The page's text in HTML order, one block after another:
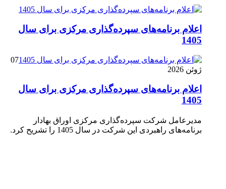
اعلام برنامه‌های سپرده‌گذاری مرکزی برای سال
1405
07
ژوئن 2026
اعلام برنامه‌های سپرده‌گذاری مرکزی برای سال
1405
مدیرعامل شرکت سپرده‌گذاری مرکزی اوراق بهادار
برنامه‌های راهبردی این شرکت در سال 1405 را تشریح کرد.